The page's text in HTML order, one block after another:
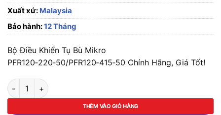
Xuất xứ: Malaysia
Bảo hành:12 Tháng
Bộ Điều Khiển Tụ Bù Mikro
PFR120‑220‑50/PFR120‑415‑50 Chính Hãng, Giá Tốt!
Bộ Điều Khiển Tụ Bù Mikro PFR120‑220‑50/PFR120‑415‑50
THÊM VÀO GIỎ HÀNG